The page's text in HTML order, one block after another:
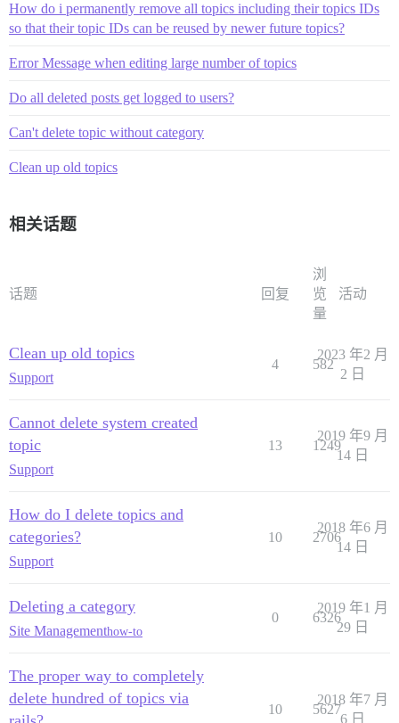
How do i permanently remove all topics including their topics IDs
so that their topic IDs can be reused by newer future topics?
Error Message when editing large number of topics
Do all deleted posts get logged to users?
Can't delete topic without category
Clean up old topics
相关话题
话题 回复
浏
览
量
活动
Clean up old topics
Support
4 582
2023 年2 月
2 日
Cannot delete system created
topic
Support
13 1249
2019 年9 月
14 日
How do I delete topics and
categories?
Support
10 2706
2018 年6 月
14 日
Deleting a category
Site Managementhow-to
0 6326
2019 年1 月
29 日
The proper way to completely
delete hundred of topics via
10 5627
2018 年7 月
6 日